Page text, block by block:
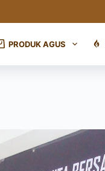
PRODUK AGUS